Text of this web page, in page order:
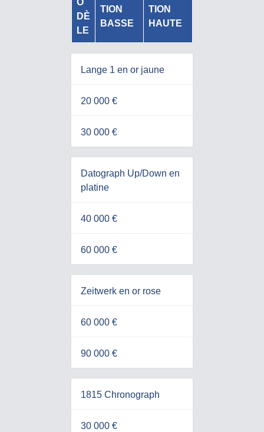
DÈ
LE
TION
BASSE
TION
HAUTE
Lange 1 en or jaune
20 000 €
30 000 €
Datograph Up/Down en
platine
40 000 €
60 000 €
Zeitwerk en or rose
60 000 €
90 000 €
1815 Chronograph
30 000 €